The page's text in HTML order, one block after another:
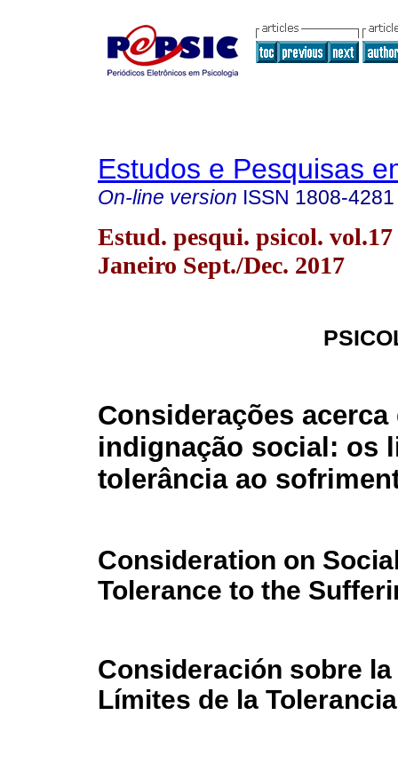
Estudos e Pesquisas
On-line version ISSN 1808-4281
Estud. pesqui. psicol.
Janeiro Sept./Dec. 2017
Considerações acerca
indignação social: os
tolerância ao
Consideration on
Tolerance to the
Consideración sobre
Límites de la